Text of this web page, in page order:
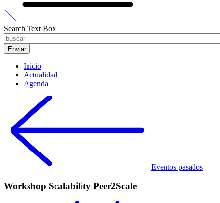
Search Text Box
Inicio
Actualidad
Agenda
Eventos pasados
Workshop Scalability Peer2Scale